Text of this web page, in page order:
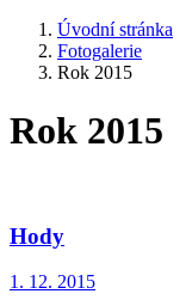
Úvodní stránka
Fotogalerie
Rok 2015
Rok 2015
Hody
1. 12. 2015